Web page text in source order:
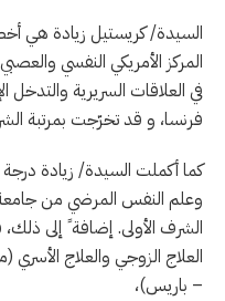
السيدة/ كريستيل زيادة هي
المركز الأمريكي النفسي
فرنسا، و قد تخرّجت بمرتبة
كما أكملت السيدة/ زيادة
وعلم النفس المرضي من
الشرف الأولى. إضافة ً إلى
العلاج الزوجي والعلاج
– باريس)،